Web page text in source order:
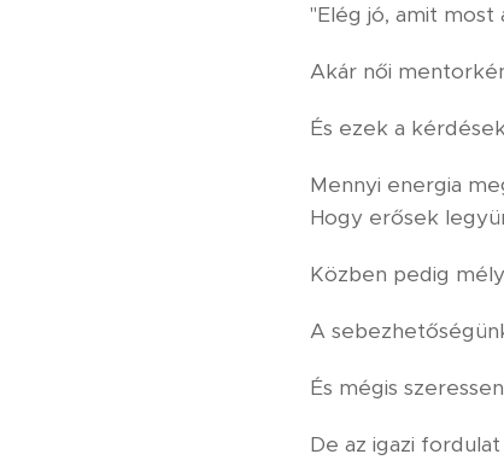
"Elég jó, amit most
Akár női
És ezek a
Mennyi energia
Hogy erősek
Közben pedig
A
És mégis
De az igazi